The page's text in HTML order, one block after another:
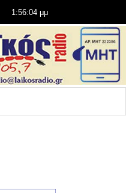
1:56:06 μμ